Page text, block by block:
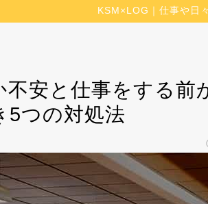
KSM×LOG｜仕事や日
安と仕事をする前
5つの対処法